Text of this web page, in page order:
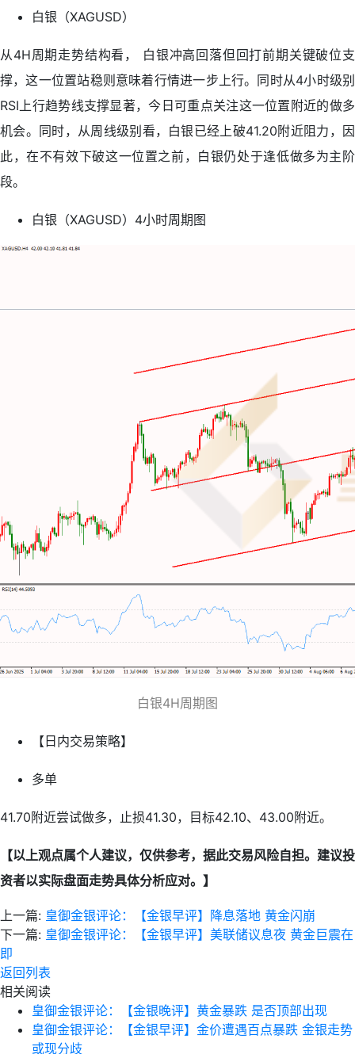
白银（XAGUSD）
从4H周期走势结构看， 白银冲高回落但回打前期关键破位支
撑，这一位置站稳则意味着行情进一步上行。同时从4小时级别
RSI上行趋势线支撑显著，今日可重点关注这一位置附近的做多
机会。同时，从周线级别看，白银已经上破41.20附近阻力，因
此，在不有效下破这一位置之前，白银仍处于逢低做多为主阶
段。
白银（XAGUSD）4小时周期图
白银4H周期图
【日内交易策略】
多单
41.70附近尝试做多，止损41.30，目标42.10、43.00附近。
【以上观点属个人建议，仅供参考，据此交易风险自担。建议投
资者以实际盘面走势具体分析应对。】
上一篇: 皇御金银评论：【金银早评】降息落地 黄金闪崩
下一篇: 皇御金银评论：【金银早评】美联储议息夜 黄金巨震在
即
返回列表
相关阅读
皇御金银评论：【金银晚评】黄金暴跌 是否顶部出现
皇御金银评论：【金银早评】金价遭遇百点暴跌 金银走势
或现分歧